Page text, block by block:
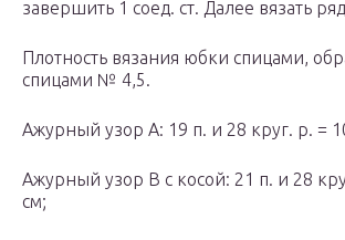
завершить 1 соед. ст. Далее вязать
Плотность вязания юбки спицами,
спицами № 4,5.
Ажурный узор А: 19 п. и 28 круг. р. =
Ажурный узор В с косой: 21 п. и 28
см;